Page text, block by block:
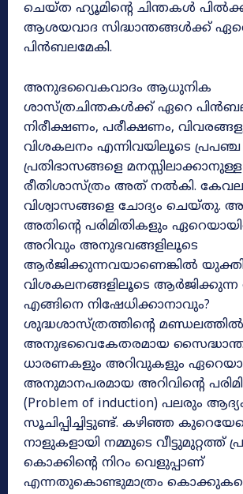
ചെയ്ത ഹ്യൂമിന്റെ ചിന്തകൾ
ആശയവാദ സിദ്ധാന്തങ്ങൾക്ക്
പിൻബലമേകി.
അനുഭവൈകവാദം ആധുനിക
ശാസ്ത്രചിന്തകൾക്ക് ഏറെ
നിരീക്ഷണം, പരീക്ഷണം,
വിശകലനം എന്നിവയിലൂടെ പ്രപഞ്ച
പ്രതിഭാസങ്ങളെ മനസ്സിലാക്കാനുള്ള
രീതിശാസ്ത്രം അത് നൽകി. കേവല
വിശ്വാസങ്ങളെ ചോദ്യം ചെയ്തു.
അതിന്റെ പരിമിതികളും
അറിവും അനുഭവങ്ങളിലൂടെ
ആർജിക്കുന്നവയാണെങ്കിൽ
വിശകലനങ്ങളിലൂടെ
എങ്ങിനെ നിഷേധിക്കാനാവും?
ശുദ്ധശാസ്ത്രത്തിന്റെ
അനുഭവൈകേതരമായ
ധാരണകളും അറിവുകളും
അനുമാനപരമായ അറിവിന്റെ
(Problem of induction) പലരും
സൂചിപ്പിച്ചിട്ടുണ്ട്. കഴിഞ്ഞ
നാളുകളായി നമ്മുടെ വീട്ടുമുറ്റത്ത്
കൊക്കിന്റെ നിറം വെളുപ്പാണ്
എന്നതുകൊണ്ടുമാത്രം